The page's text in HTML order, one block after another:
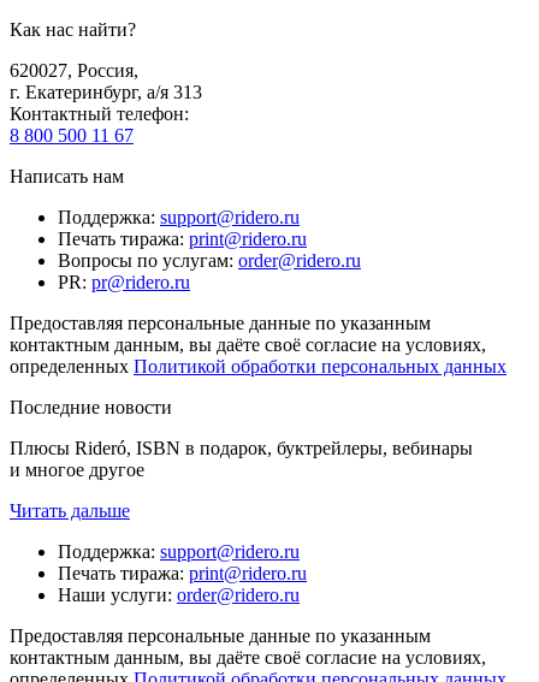
Как нас найти?
620027, Россия,
г. Екатеринбург, а/я 313
Контактный телефон:
8 800 500 11 67
Написать нам
Поддержка: support@ridero.ru
Печать тиража: print@ridero.ru
Вопросы по услугам: order@ridero.ru
PR: pr@ridero.ru
Предоставляя персональные данные по указанным
контактным данным, вы даёте своё согласие на условиях,
определенных Политикой обработки персональных данных
Последние новости
Плюсы Rideró, ISBN в подарок, буктрейлеры, вебинары
и многое другое
Читать дальше
Поддержка: support@ridero.ru
Печать тиража: print@ridero.ru
Наши услуги: order@ridero.ru
Предоставляя персональные данные по указанным
контактным данным, вы даёте своё согласие на условиях,